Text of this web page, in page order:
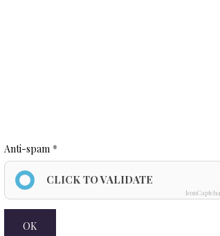
Anti-spam
CLICK TO VALIDATE
OK